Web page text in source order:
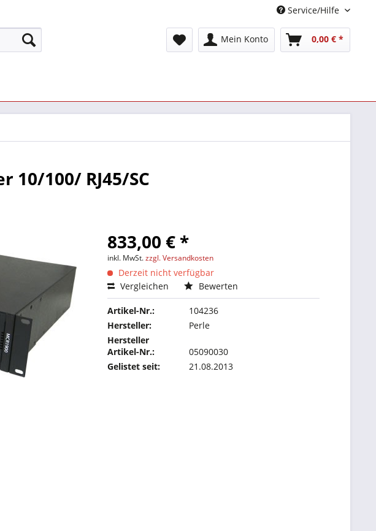
Service/Hilfe
Mein Konto 0,00 € *
100/ RJ45/SC
833,00 € *
inkl. MwSt.zzgl. Versandkosten
Derzeit nicht verfügbar
Vergleichen
Bewerten
Artikel-Nr.:
104236
Hersteller:
Perle
Hersteller
Artikel-Nr.:
05090030
Gelistet seit:
21.08.2013